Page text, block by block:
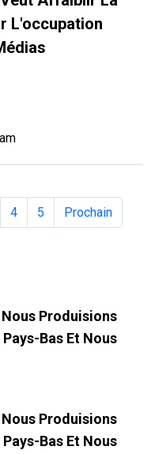
L'occupation
4 5 Prochain
Produisions
Bas Et Nous
Produisions
Bas Et Nous